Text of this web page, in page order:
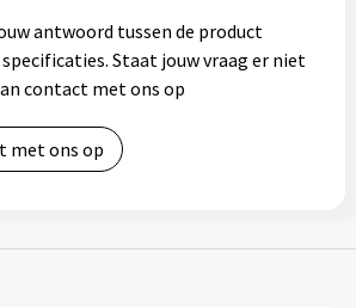
antwoord tussen de product
Staat jouw vraag er niet
contact met ons op
met ons op